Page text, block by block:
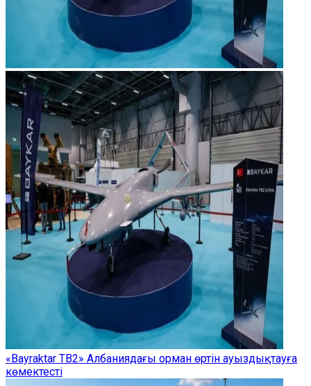
«Bayraktar TB2» Албаниядағы орман өртін ауыздықтауға
көмектесті